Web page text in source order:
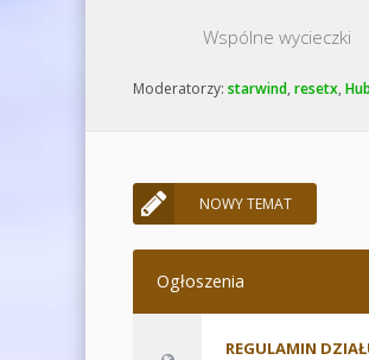
Wspólne wycieczki
Moderatorzy: starwind, resetx,
NOWY TEMAT
Ogłoszenia
REGULAMIN